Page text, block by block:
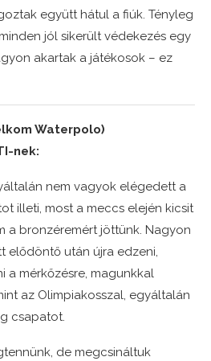
együtt hátul a fiúk. Tényleg
jól sikerült védekezés egy
akartak a játékosok – ez
Waterpolo)
nek:
nem vagyok elégedett a
illeti, most a meccs elején kicsit
a bronzéremért jöttünk. Nagyon
elődöntő után újra edzeni,
a mérkőzésre, magunkkal
az Olimpiakosszal, egyáltalán
csapatot.
de megcsináltuk